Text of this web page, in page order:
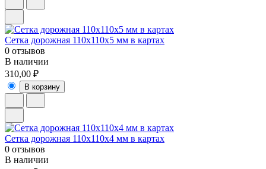
Cетка дорожная 110х110х5 мм в картах
0 отзывов
В наличии
310,00 ₽
В корзину
Cетка дорожная 110х110х4 мм в картах
0 отзывов
В наличии